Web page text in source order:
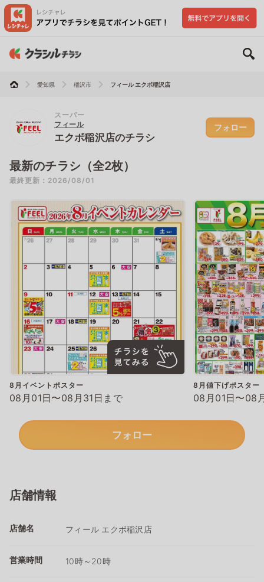
愛知県 稲沢市 フィール エクボ稲沢店
スーパー
フィール
エクボ稲沢店のチラシ
フォロー
最新のチラシ（全2枚）
最終更新：2026/08/01
8月イベントポスター
08月01日〜08月31日まで
8月値下げポスター
08月01日〜08
フォロー
店舗情報
店舗名 フィール エクボ稲沢店
営業時間 10時～20時